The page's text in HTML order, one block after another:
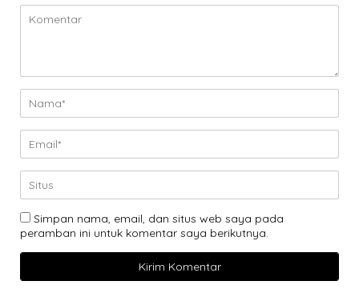
Simpan nama, email, dan situs web saya pada
peramban ini untuk komentar saya berikutnya.